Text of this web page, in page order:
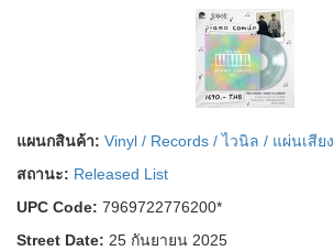
แผนกสินค้า: Vinyl / Records / ไวนิล / แผ่นเสียง
สถานะ: Released List
UPC Code: 7969722776200*
Street Date: 25 กันยายน 2025